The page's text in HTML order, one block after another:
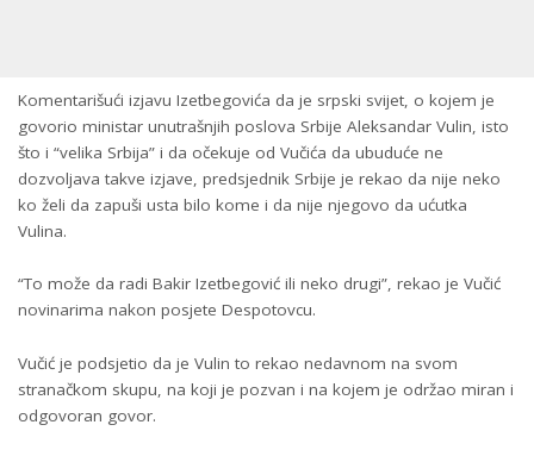
Komentarišući izjavu Izetbegovića da je srpski svijet, o kojem je
govorio ministar unutrašnjih poslova Srbije Aleksandar Vulin, isto
što i “velika Srbija” i da očekuje od Vučića da ubuduće ne
dozvoljava takve izjave, predsjednik Srbije je rekao da nije neko
ko želi da zapuši usta bilo kome i da nije njegovo da ućutka
Vulina.
“To može da radi Bakir Izetbegović ili neko drugi”, rekao je Vučić
novinarima nakon posjete Despotovcu.
Vučić je podsjetio da je Vulin to rekao nedavnom na svom
stranačkom skupu, na koji je pozvan i na kojem je održao miran i
odgovoran govor.